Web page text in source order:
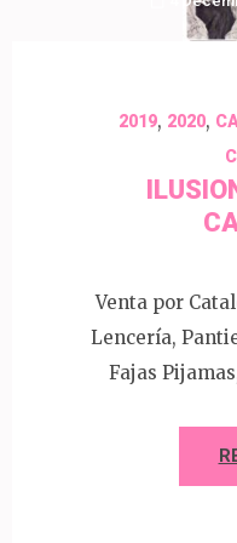
2019, 2020,
Venta por
Lencería,
Fajas